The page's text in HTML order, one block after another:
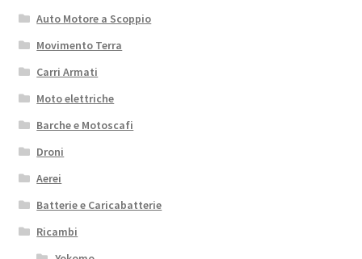
Auto Motore a Scoppio
Movimento Terra
Carri Armati
Moto elettriche
Barche e Motoscafi
Droni
Aerei
Batterie e Caricabatterie
Ricambi